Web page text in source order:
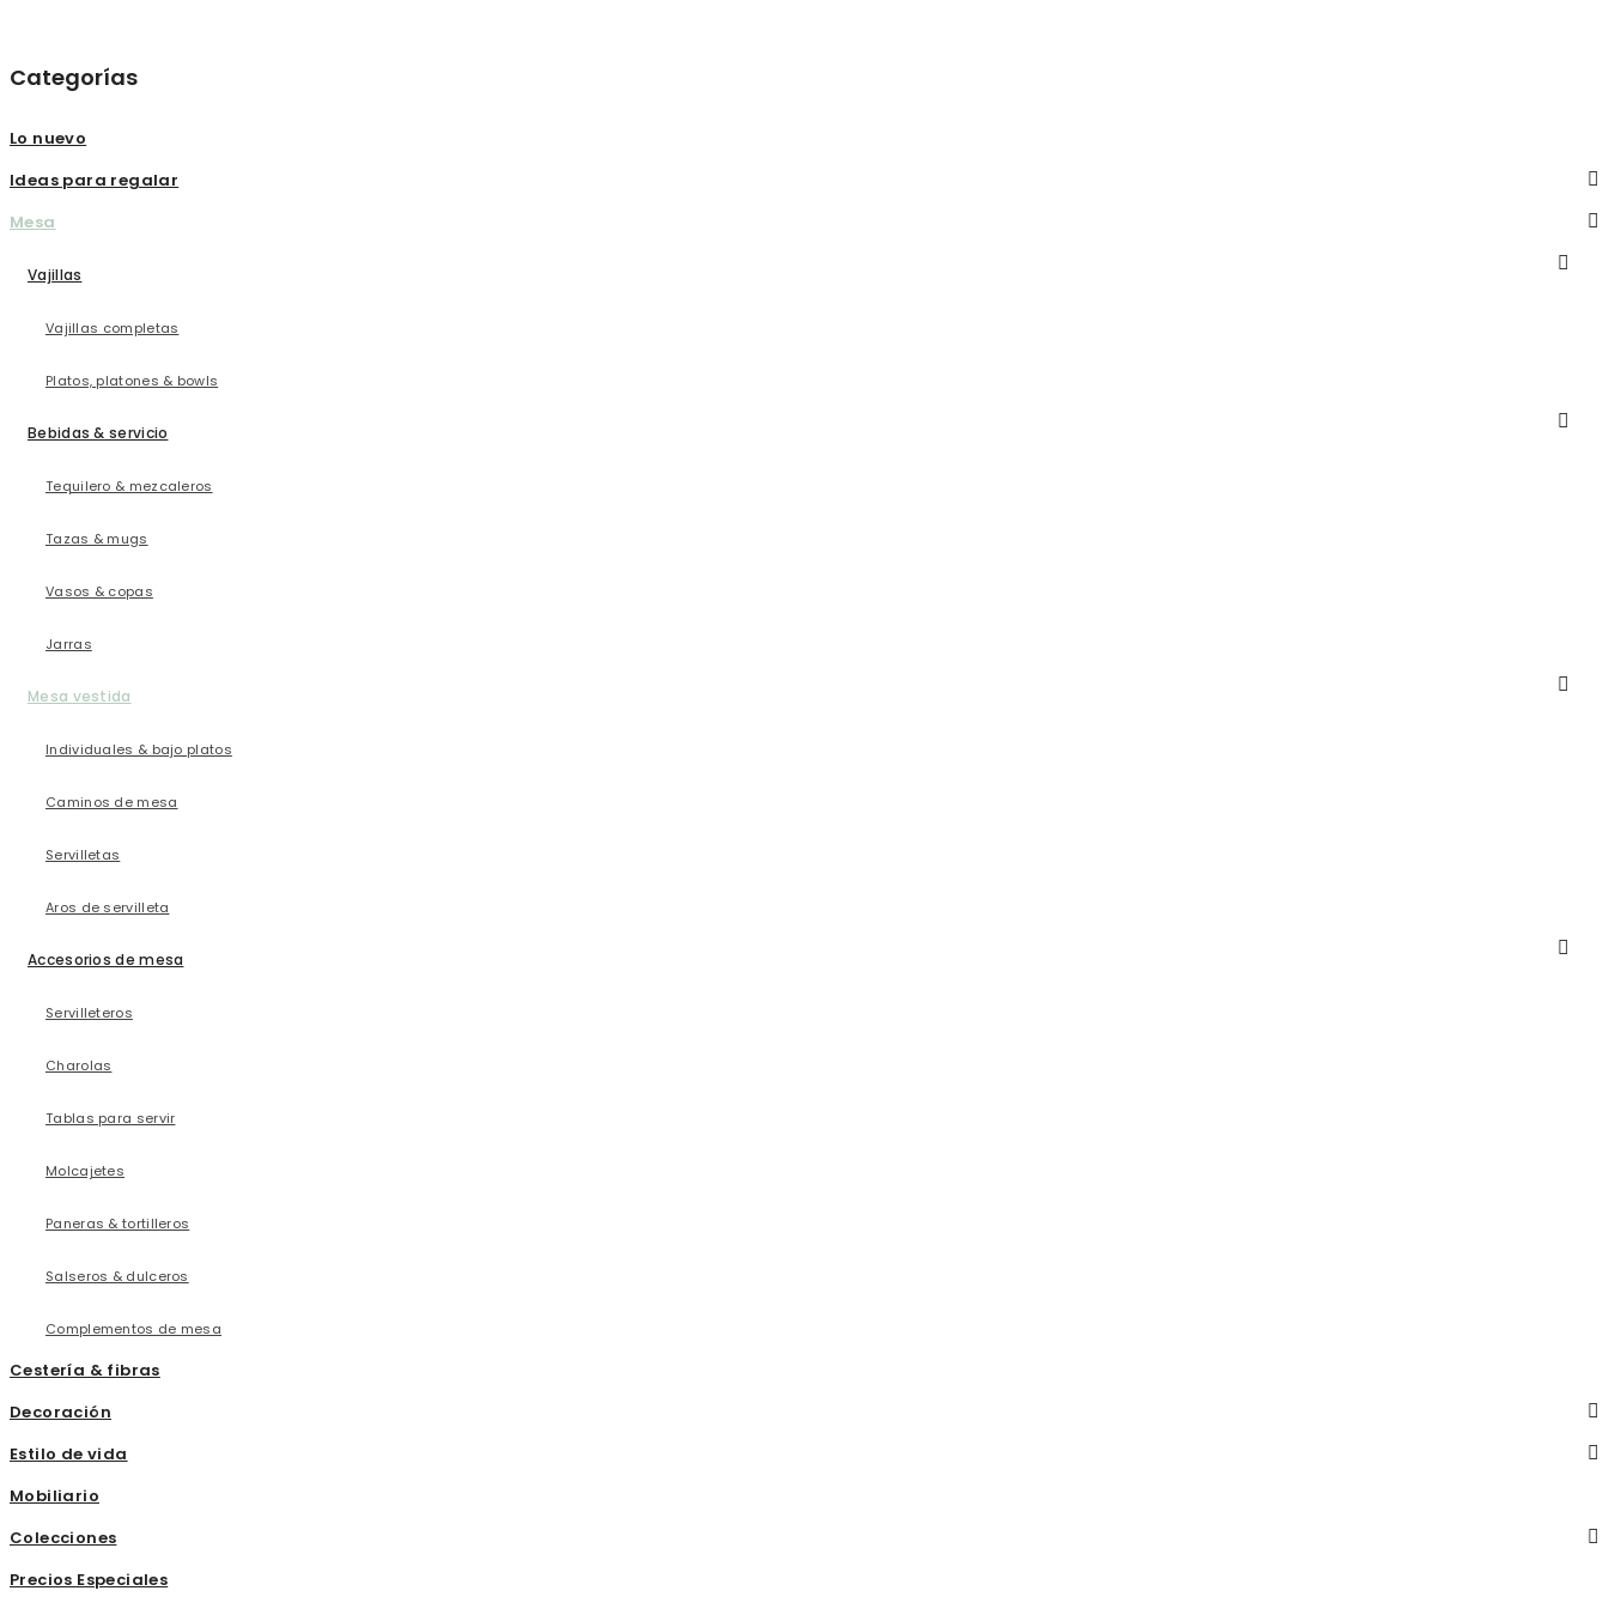
Categorías
Lo nuevo
Ideas para regalar
Mesa
Vajillas
Vajillas completas
Platos, platones & bowls
Bebidas & servicio
Tequilero & mezcaleros
Tazas & mugs
Vasos & copas
Jarras
Mesa vestida
Individuales & bajo platos
Caminos de mesa
Servilletas
Aros de servilleta
Accesorios de mesa
Servilleteros
Charolas
Tablas para servir
Molcajetes
Paneras & tortilleros
Salseros & dulceros
Complementos de mesa
Cestería & fibras
Decoración
Estilo de vida
Mobiliario
Colecciones
Precios Especiales